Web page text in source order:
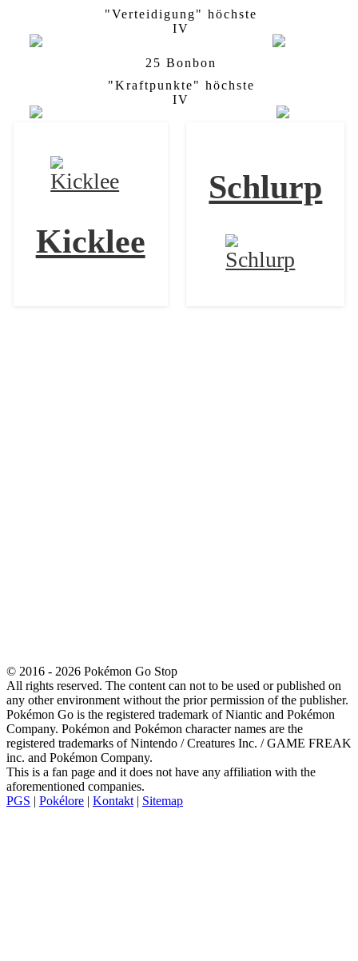
"Verteidigung" höchste
IV
25 Bonbon
"Kraftpunkte" höchste
IV
Kicklee
Schlurp
© 2016 - 2026 Pokémon Go Stop
All rights reserved. The content can not to be used or published on
any other environment without the prior permission of the publisher.
Pokémon Go is the registered trademark of Niantic and Pokémon
Company. Pokémon and Pokémon character names are the
registered trademarks of Nintendo / Creatures Inc. / GAME FREAK
inc. and Pokémon Company.
This is a fan page and it does not have any affiliation with the
aforementioned companies.
PGS | Pokélore | Kontakt | Sitemap